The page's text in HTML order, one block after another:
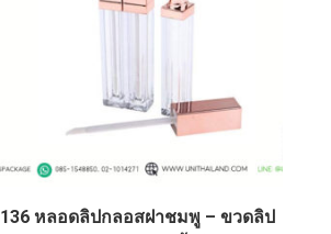
136 หลอดลิปกลอสฝาชมพู – ขวดลิป